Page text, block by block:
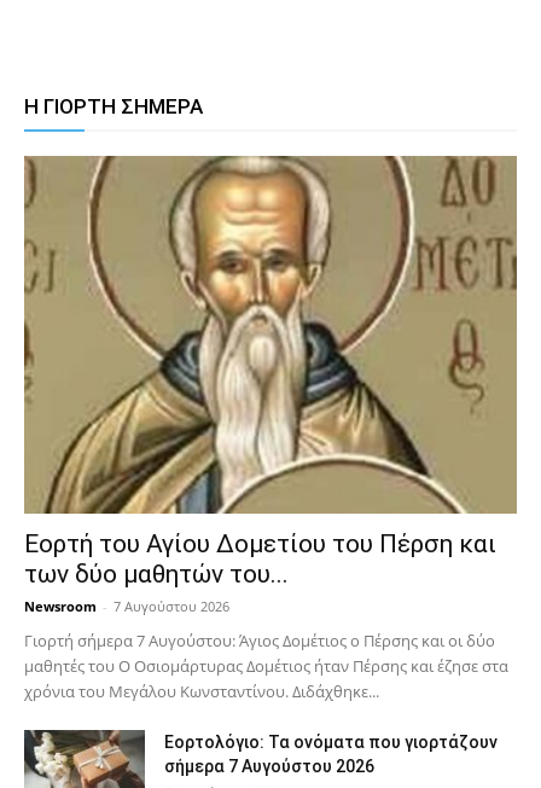
Η ΓΙΟΡΤΗ ΣΗΜΕΡΑ
Εορτή του Αγίου Δομετίου του Πέρση και
των δύο μαθητών του...
Newsroom - 7 Αυγούστου 2026
Γιορτή σήμερα 7 Αυγούστου: Άγιος Δομέτιος ο Πέρσης και οι δύο
μαθητές του Ο Oσιομάρτυρας Δομέτιος ήταν Πέρσης και έζησε στα
χρόνια του Μεγάλου Κωνσταντίνου. Διδάχθηκε...
Εορτολόγιο: Τα ονόματα που γιορτάζουν
σήμερα 7 Αυγούστου 2026